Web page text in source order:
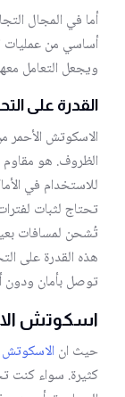
أما في المجال
أساسي من عمليات
ويجعل التعامل
القدرة على
الاسكوتش
الظروف. هو مقاوم
للاستخدام في
تحتاج لثبات
تُشحن لمسافات
هذه القدرة على
توصل بأمان ودون
اسكوتش
حيث ان
كثيرة. سواء كنت